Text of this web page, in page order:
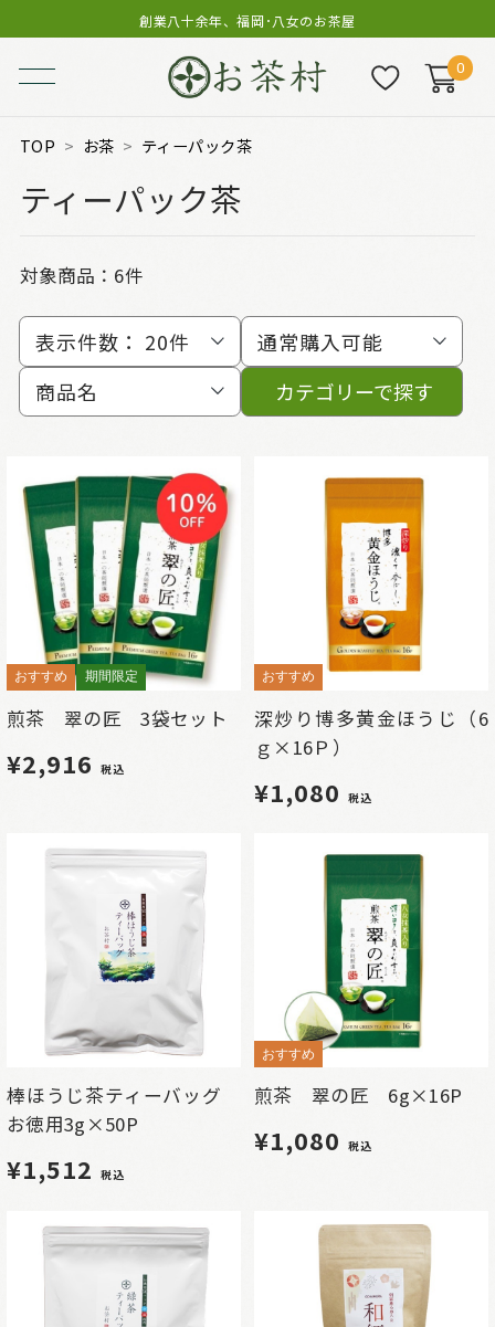
創業八十余年、福岡･八女のお茶屋
0
TOP お茶 ティーパック茶
ティーパック茶
対象商品： 6件
表示件数： 20件
通常購入可能
商品名
カテゴリーで探す
おすすめ 期間限定
煎茶 翠の匠 3袋セット
¥2,916 税込
おすすめ
深炒り博多黄金ほうじ（6
ｇ×16Ｐ）
¥1,080 税込
棒ほうじ茶ティーバッグ
お徳用3g×50P
¥1,512 税込
おすすめ
煎茶 翠の匠 6g×16P
¥1,080 税込